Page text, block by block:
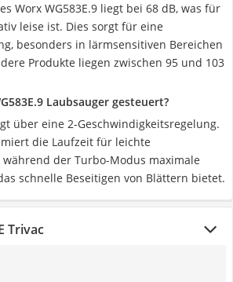
Worx WG583E.9 liegt bei 68 dB, was für
leise ist. Dies sorgt für eine
besonders in lärmsensitiven Bereichen
Produkte liegen zwischen 95 und 103
Laubsauger gesteuert?
über eine 2-Geschwindigkeitsregelung.
die Laufzeit für leichte
der Turbo-Modus maximale
schnelle Beseitigen von Blättern bietet.
Trivac